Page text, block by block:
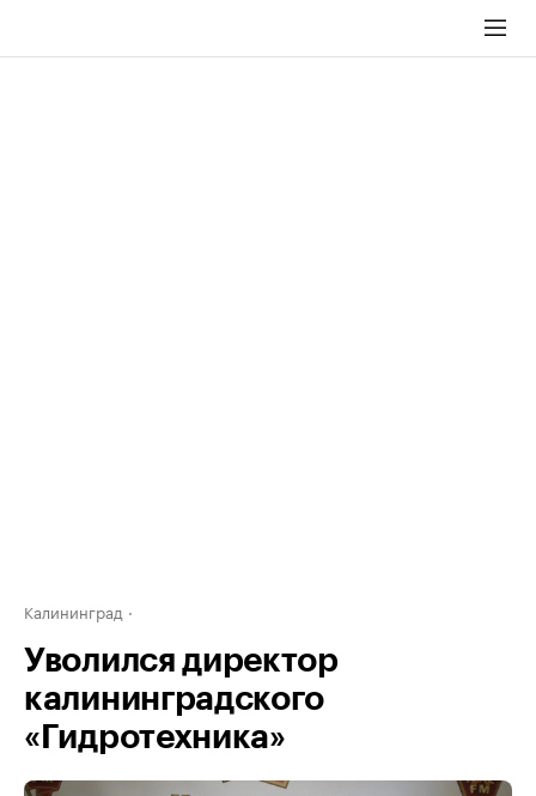
Калининград
Уволился директор
калининградского
«Гидротехника»